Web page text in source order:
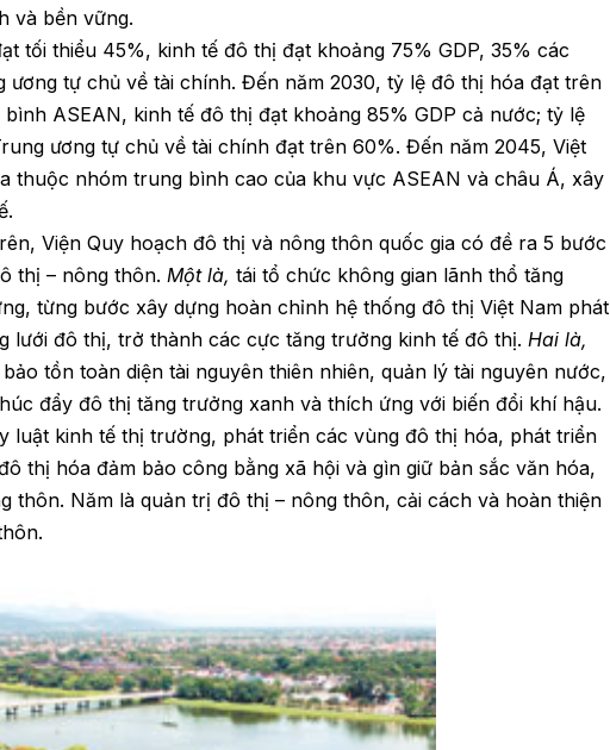
và bền vững.
tối thiểu 45%, kinh tế đô thị đạt khoảng 75% GDP, 35% các
tự chủ về tài chính. Đến năm 2030, tỷ lệ đô thị hóa đạt trên
ASEAN, kinh tế đô thị đạt khoảng 85% GDP cả nước; tỷ lệ
ương tự chủ về tài chính đạt trên 60%. Đến năm 2045, Việt
thuộc nhóm trung bình cao của khu vực ASEAN và châu Á, xây
Viện Quy hoạch đô thị và nông thôn quốc gia có đề ra 5 bước
thị – nông thôn.Một là, tái tổ chức không gian lãnh thổ tăng
từng bước xây dựng hoàn chỉnh hệ thống đô thị Việt Nam phát
lưới đô thị, trở thành các cực tăng trưởng kinh tế đô thị. Hai là,
tồn toàn diện tài nguyên thiên nhiên, quản lý tài nguyên nước,
đẩy đô thị tăng trưởng xanh và thích ứng với biến đổi khí hậu.
luật kinh tế thị trường, phát triển các vùng đô thị hóa, phát triển
thị hóa đảm bảo công bằng xã hội và gìn giữ bản sắc văn hóa,
thôn. Năm là quản trị đô thị – nông thôn, cải cách và hoàn thiện